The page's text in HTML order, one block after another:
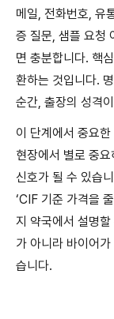
메일, 전화번호, 유
증 질문, 샘플 요청
면 충분합니다. 핵
환하는 것입니다.
순간, 출장의 성격
이 단계에서 중요
현장에서 별로 중
신호가 될 수 있습
‘CIF 기준 가격을
지 약국에서 설명할
가 아니라 바이어
습니다.